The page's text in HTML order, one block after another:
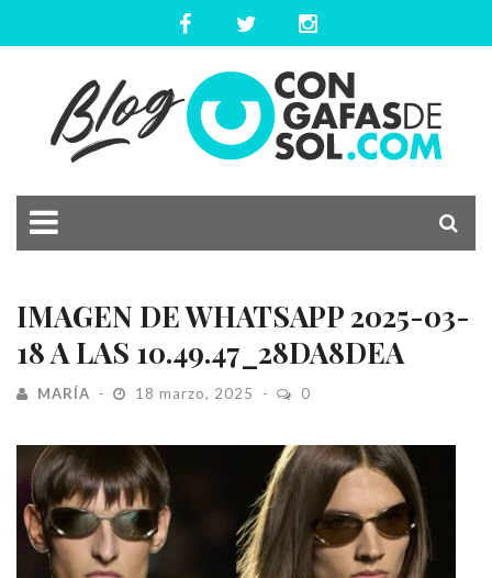
IMAGEN DE WHATSAPP 2025-03-
18 A LAS 10.49.47_28DA8DEA
MARÍA 18 marzo, 2025 0